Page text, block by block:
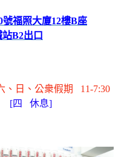
號福照大廈12樓B座
站B2出 口
、日 、公衆假期
11-7:30
四 休息]